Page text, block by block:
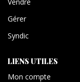
Gérer
Syndic
LIENS UTILES
Mon compte